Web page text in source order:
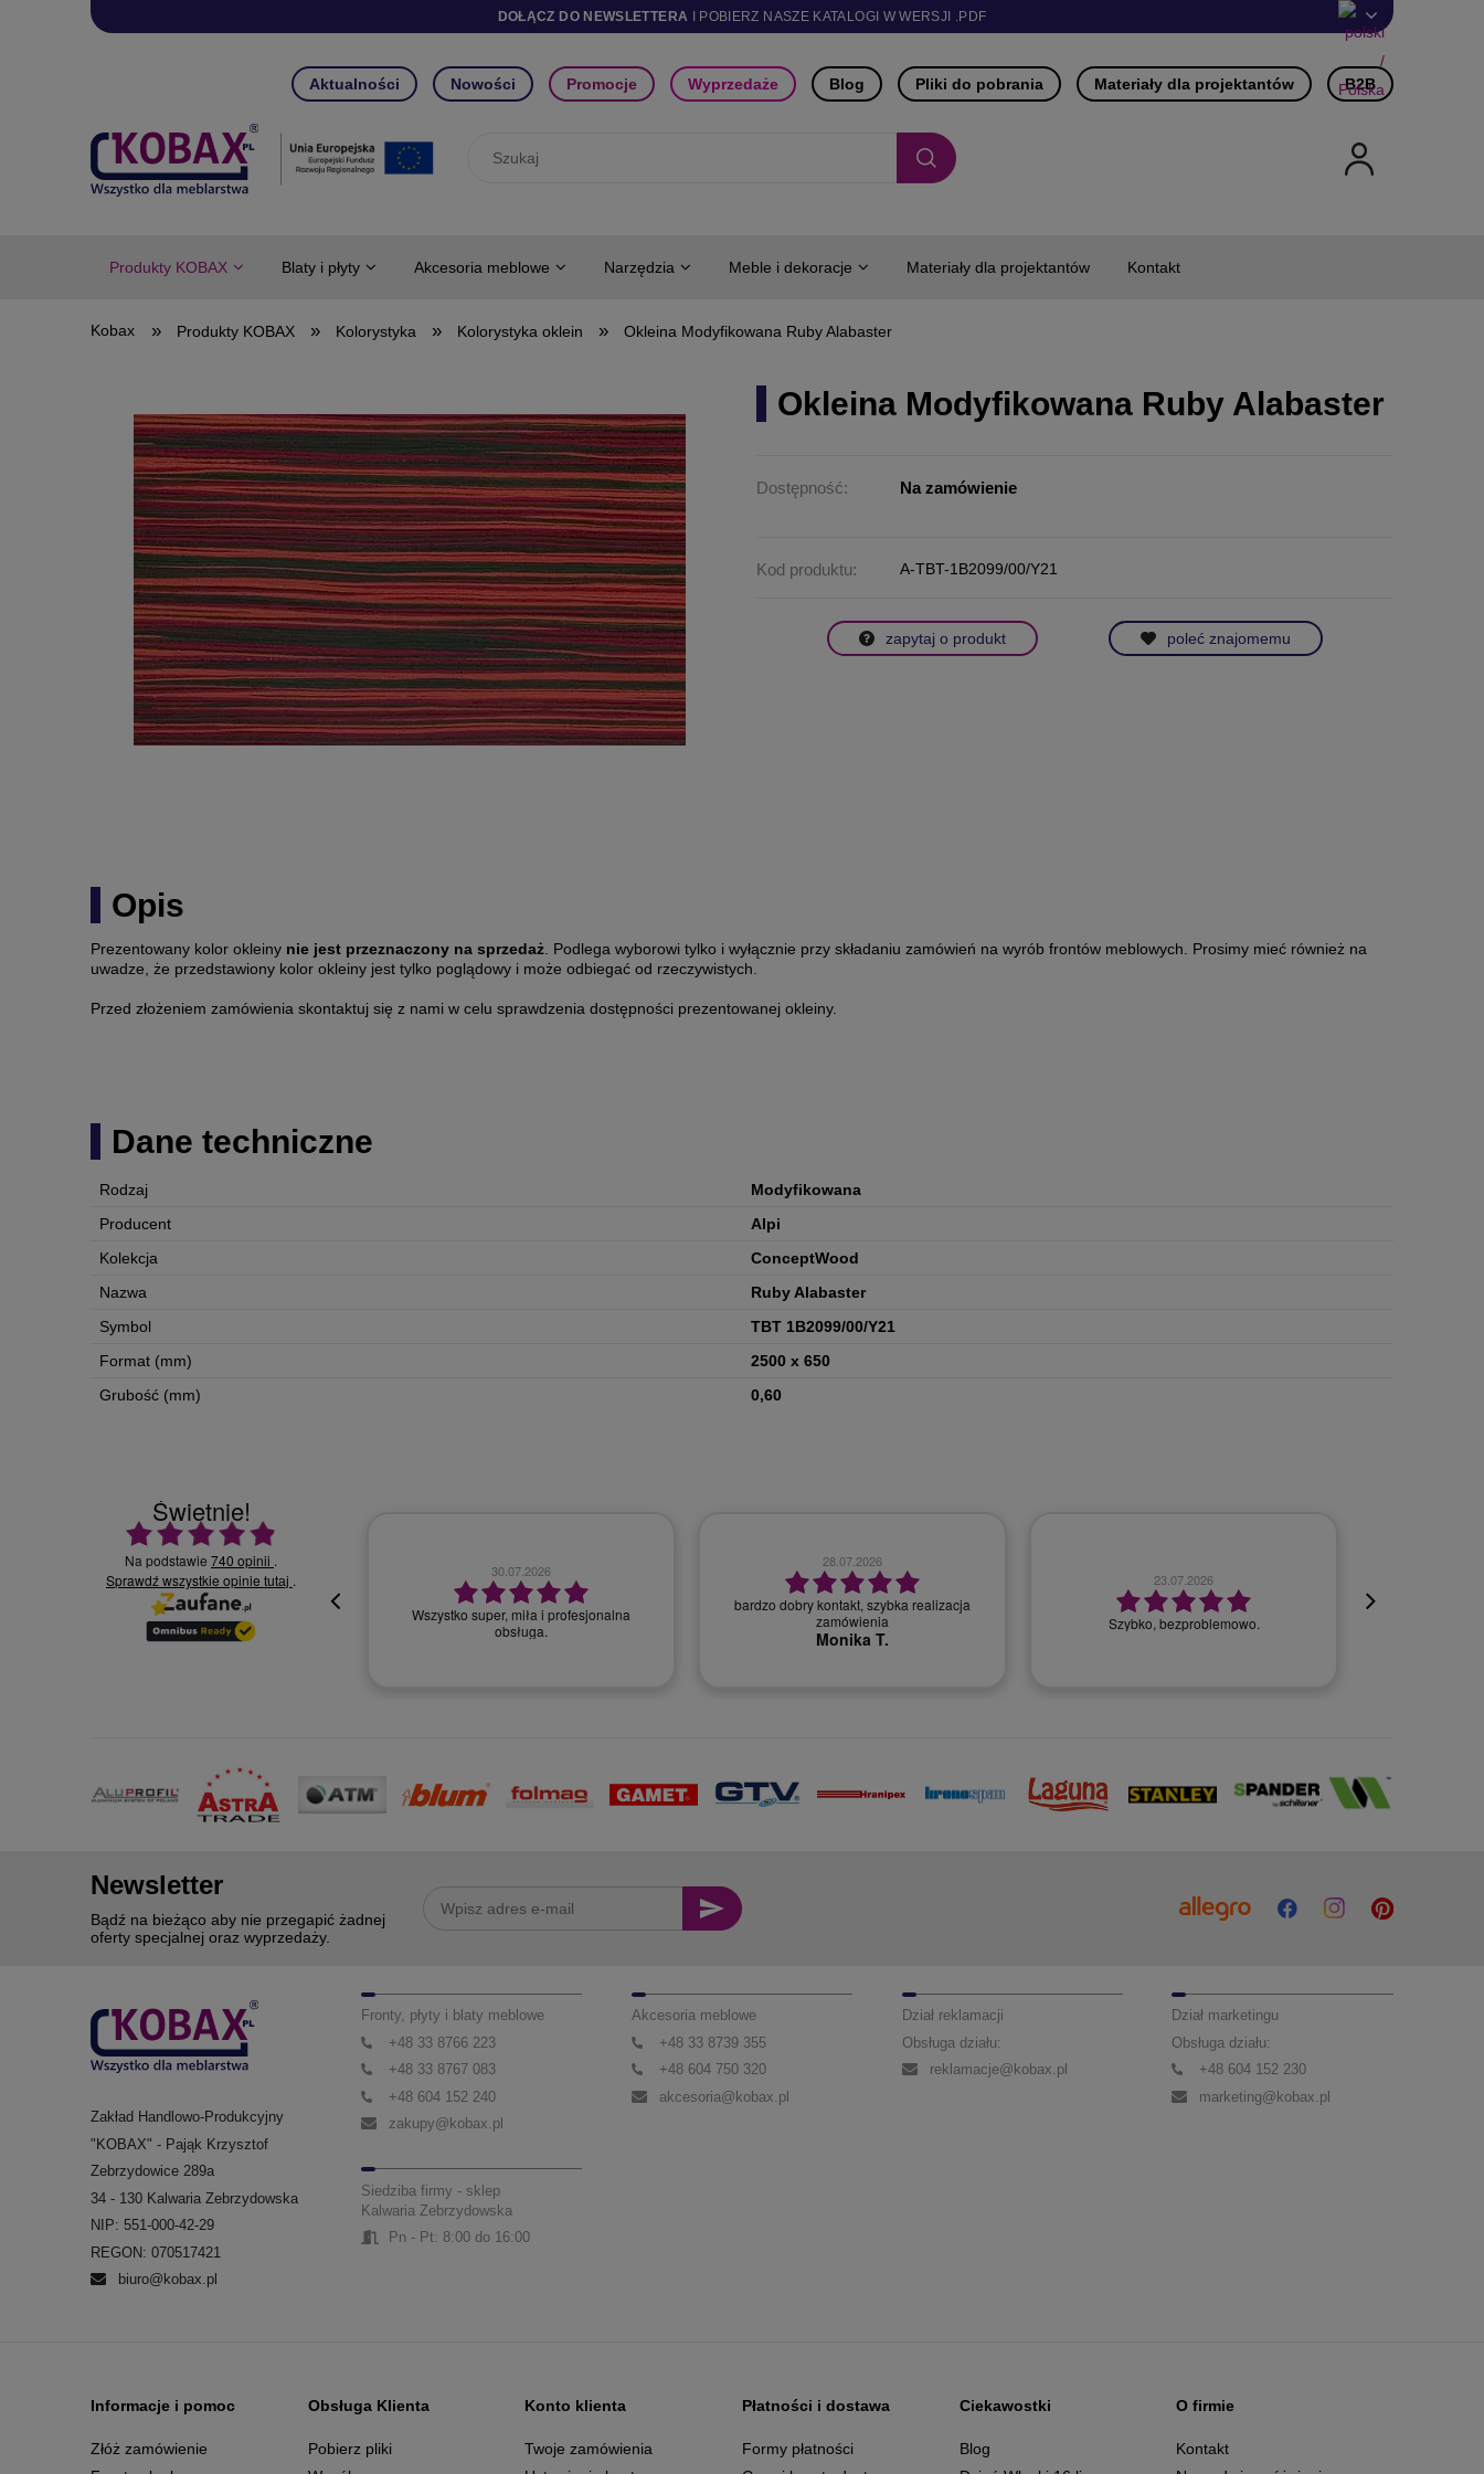
DOŁĄCZ DO NEWSLETTERA I POBIERZ NASZE KATALOGI W WERSJI .PDF
Aktualności Nowości Promocje Wyprzedaże Blog Pliki do pobrania Materiały dla projektantów B2B
Produkty KOBAX Blaty i płyty Akcesoria meblowe Narzędzia Meble i dekoracje Materiały dla projektantów Kontakt
» Produkty KOBAX » Kolorystyka » Kolorystyka oklein » Okleina Modyfikowana Ruby Alabaster
Okleina Modyfikowana Ruby Alabaster
Dostępność: Na zamówienie
Kod produktu: A-TBT-1B2099/00/Y21
zapytaj o produkt poleć znajomemu
Opis
Prezentowany kolor okleiny nie jest przeznaczony na sprzedaż. Podlega wyborowi tylko i wyłącznie przy składaniu zamówień na wyrób frontów meblowych. Prosimy mieć również na
uwadze, że przedstawiony kolor okleiny jest tylko poglądowy i może odbiegać od rzeczywistych.
Przed złożeniem zamówienia skontaktuj się z nami w celu sprawdzenia dostępności prezentowanej okleiny.
Dane techniczne
Rodzaj
Modyfikowana
Producent
Alpi
Kolekcja
ConceptWood
Nazwa
Ruby Alabaster
Symbol
TBT 1B2099/00/Y21
Format (mm)
2500 x 650
Grubość (mm)
0,60
Świetnie!
Ocena średnia 4.9 na 5
Na podstawie 740 opinii .
Sprawdź wszystkie opinie tutaj .
30.07.2026
oki
30.07.2026
Wszystko super, miła i profesjonalna
obsługa.
28.07.2026
bardzo dobry kontakt, szybka realizacja
zamówienia
Monika T.
23.07.2026
Szybko, bezproblemowo.
Newsletter
Bądź na bieżąco aby nie przegapić żadnej
oferty specjalnej oraz wyprzedaży.
Zakład Handlowo-Produkcyjny
"KOBAX" - Pająk Krzysztof
Zebrzydowice 289a
34 - 130 Kalwaria Zebrzydowska
NIP: 551-000-42-29
REGON: 070517421
biuro@kobax.pl
Fronty, płyty i blaty meblowe
+48 33 8766 223
+48 33 8767 083
+48 604 152 240
zakupy@kobax.pl
Siedziba firmy - sklep
Kalwaria Zebrzydowska
Pn - Pt: 8:00 do 16:00
Akcesoria meblowe
+48 33 8739 355
+48 604 750 320
akcesoria@kobax.pl
Dział reklamacji
Obsługa działu:
reklamacje@kobax.pl
Dział marketingu
Obsługa działu:
+48 604 152 230
marketing@kobax.pl
Informacje i pomoc
Złóż zamówienie
Obsługa Klienta
Pobierz pliki
Konto klienta
Twoje zamówienia
Płatności i dostawa
Formy płatności
Ciekawostki
Blog
O firmie
Kontakt